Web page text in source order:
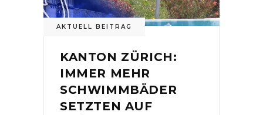
AKTUELL BEITRAG
KANTON ZÜRICH:
IMMER MEHR
SCHWIMMBÄDER
SETZTEN AUF